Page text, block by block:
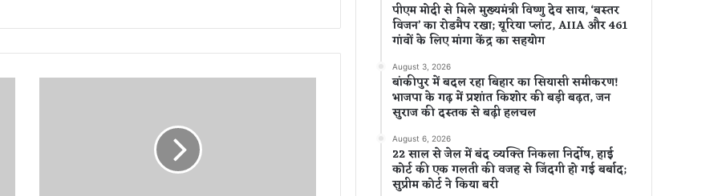
पीएम मोदी से मिले मुख्यमंत्री विष्णु देव साय, ‘बस्तर
विजन’ का रोडमैप रखा; यूरिया प्लांट, AIIA और 461
गांवों के लिए मांगा केंद्र का सहयोग
August 3, 2026
बांकीपुर में बदल रहा बिहार का सियासी समीकरण!
भाजपा के गढ़ में प्रशांत किशोर की बड़ी बढ़त, जन
सुराज की दस्तक से बढ़ी हलचल
August 6, 2026
22 साल से जेल में बंद व्यक्ति निकला निर्दोष, हाई
कोर्ट की एक गलती की वजह से जिंदगी हो गई बर्बाद;
सुप्रीम कोर्ट ने किया बरी